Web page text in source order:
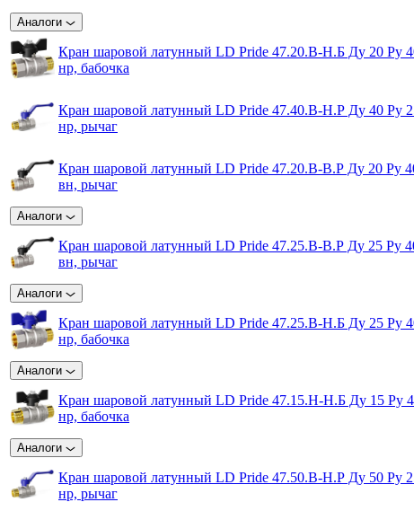
Аналоги
Кран шаровой латунный LD Pride 47.20.B-Н.Б Ду 20 Ру
нр, бабочка
Кран шаровой латунный LD Pride 47.40.B-Н.Р Ду 40 Ру
нр, рычаг
Кран шаровой латунный LD Pride 47.20.B-B.Р Ду 20 Ру
вн, рычаг
Аналоги
Кран шаровой латунный LD Pride 47.25.B-B.Р Ду 25 Ру
вн, рычаг
Аналоги
Кран шаровой латунный LD Pride 47.25.B-Н.Б Ду 25 Ру
нр, бабочка
Аналоги
Кран шаровой латунный LD Pride 47.15.Н-Н.Б Ду 15 Ру
нр, бабочка
Аналоги
Кран шаровой латунный LD Pride 47.50.B-Н.Р Ду 50 Ру
нр, рычаг